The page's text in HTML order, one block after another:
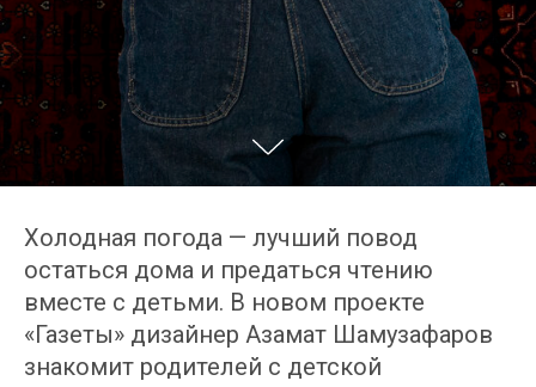
Холодная погода — лучший повод
остаться дома и предаться чтению
вместе с детьми. В новом проекте
«Газеты» дизайнер Азамат Шамузафаров
знакомит родителей с детской